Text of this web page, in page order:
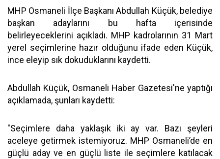
MHP Osmaneli İlçe Başkanı Abdullah Küçük, belediye
başkan adaylarını bu hafta içerisinde
belirleyeceklerini açıkladı. MHP kadrolarının 31 Mart
yerel seçimlerine hazır olduğunu ifade eden Küçük,
ince eleyip sık dokuduklarını kaydetti.
Abdullah Küçük, Osmaneli Haber Gazetesi'ne yaptığı
açıklamada, şunları kaydetti:
"Seçimlere daha yaklaşık iki ay var. Bazı şeyleri
aceleye getirmek istemiyoruz. MHP Osmaneli’de en
güçlü aday ve en güçlü liste ile seçimlere katılacak